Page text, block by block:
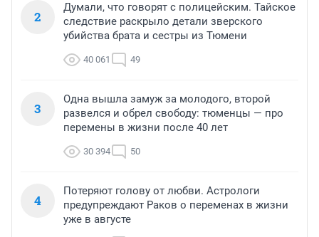
2
Думали, что говорят с полицейским. Тайское
следствие раскрыло детали зверского
убийства брата и сестры из Тюмени
40 061 49
3
Одна вышла замуж за молодого, второй
развелся и обрел свободу: тюменцы — про
перемены в жизни после 40 лет
30 394 50
4
Потеряют голову от любви. Астрологи
предупреждают Раков о переменах в жизни
уже в августе